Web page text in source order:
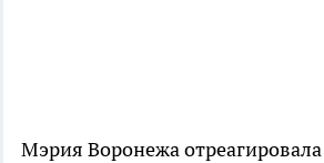
Мэрия Воронежа